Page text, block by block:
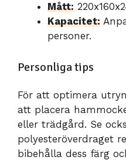
Mått:
Kapacitet:
personer.
Personliga tips
För att optimera
att placera
eller trädgård. Se
polyesteröverdraget
bibehålla dess färg